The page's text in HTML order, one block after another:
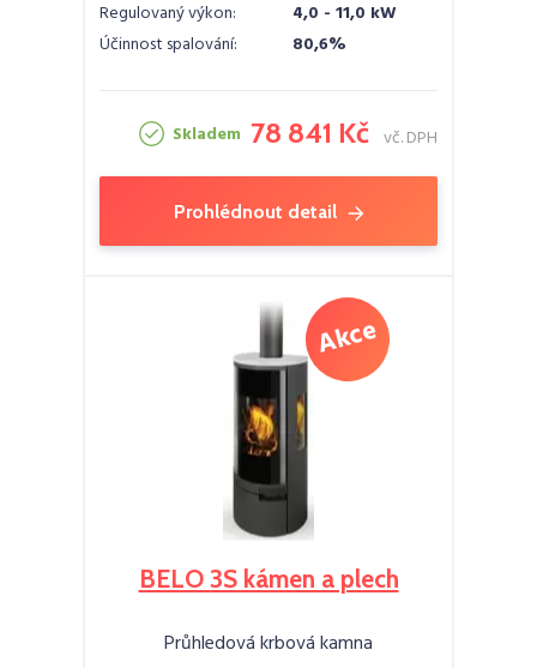
Regulovaný výkon:
4,0 - 11,0 kW
Účinnost spalování:
80,6%
Skladem 78 841 Kč vč. DPH
Prohlédnout detail
BELO 3S kámen a plech
Průhledová krbová kamna